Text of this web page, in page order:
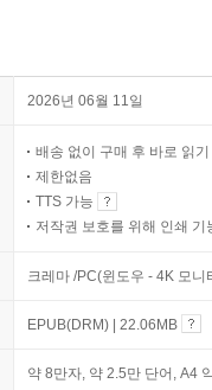
2026년 06월 11일
배송 없이 구매 후 바로 읽기
제한없음
TTS 가능
저작권 보호를 위해 인쇄 기
크레마 /PC(윈도우 - 4K 모
EPUB(DRM) | 22.06MB
약 8만자, 약 2.5만 단어, A4